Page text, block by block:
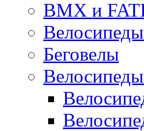
BMX и
Беговелы